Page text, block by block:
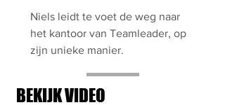
Niels leidt te voet de weg naar
het kantoor van Teamleader, op
zijn unieke manier.
BEKIJK VIDEO